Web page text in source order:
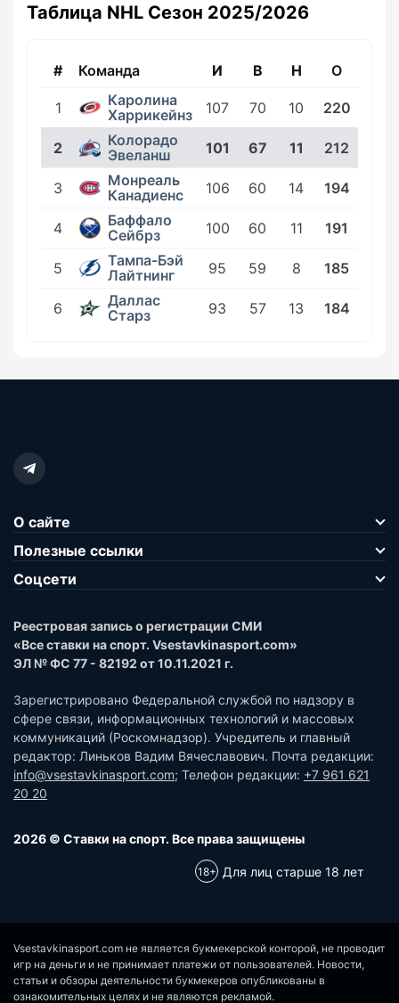
Таблица NHL Сезон 2025/2026
# Команда И В Н О
1
Каролина
Харрикейнз
107 70 10 220
2
Колорадо
Эвеланш
101 67 11 212
3
Монреаль
Канадиенс
106 60 14 194
4
Баффало
Сейбрз
100 60 11 191
5
Тампа-Бэй
Лайтнинг
95 59 8 185
6
Даллас
Старз
93 57 13 184
О сайте
Полезные ссылки
Соцсети
Реестровая запись о регистрации СМИ
«Все ставки на спорт. Vsestavkinasport.com»
ЭЛ № ФС 77 - 82192 от 10.11.2021 г.
Зарегистрировано Федеральной службой по надзору в
сфере связи, информационных технологий и массовых
коммуникаций (Роскомнадзор). Учредитель и главный
редактор: Линьков Вадим Вячеславович. Почта редакции:
info@vsestavkinasport.com; Телефон редакции: +7 961 621
20 20
2026 © Ставки на спорт. Все права защищены
Для лиц старше 18 лет
Vsestavkinasport.com не является букмекерской конторой, не проводит
игр на деньги и не принимает платежи от пользователей. Новости,
статьи и обзоры деятельности букмекеров опубликованы в
ознакомительных целях и не являются рекламой.